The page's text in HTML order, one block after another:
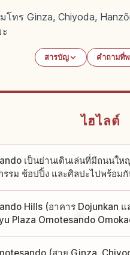
โทร Ginza, Chiyoda,
สารบัญ คำถามที่
ไฮไลต์
เป็นย่านเดินเล่นที่มีถนนใ
รรม ช้อปปิ้ง และศิลปะไปพร้อม
Hills (อาคาร Dojunkan
Plaza Omotesando